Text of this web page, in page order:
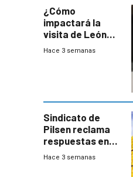
¿Cómo
impactará la
visita de León
XIV a Uruguay?
Hace 3 semanas
Sindicato de
Pilsen reclama
respuestas en
medio de
Hace 3 semanas